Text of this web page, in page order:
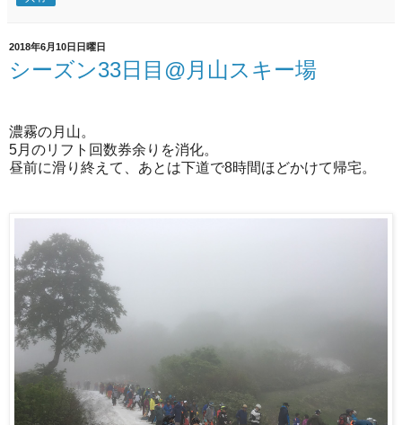
2018年6月10日日曜日
シーズン33日目@月山スキー場
濃霧の月山。
5月のリフト回数券余りを消化。
昼前に滑り終えて、あとは下道で8時間ほどかけて帰宅。